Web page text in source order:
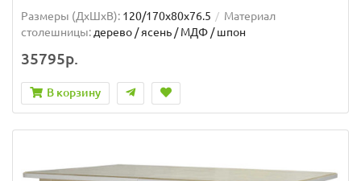
Размеры (ДхШxВ): 120/170х80х76.5
Материал
столешницы:дерево / ясень / МДФ / шпон
35795р.
В корзину